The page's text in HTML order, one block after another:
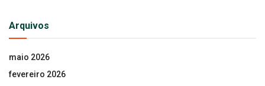
Arquivos
maio 2026
fevereiro 2026